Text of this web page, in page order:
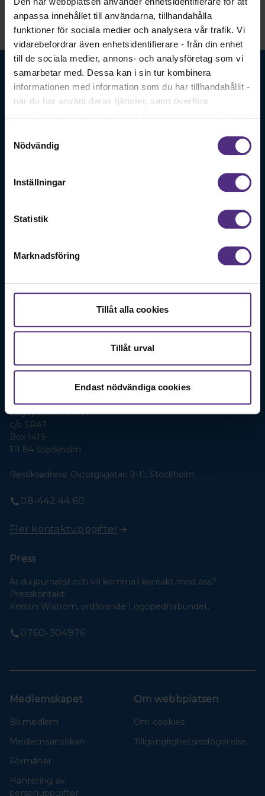
anpassa innehållet till användarna, tillhandahålla
funktioner för sociala medier och analysera vår trafik. Vi
vidarebefordrar även enhetsidentifierare - från din enhet
till de sociala medier, annons- och analysföretag som vi
samarbetar med. Dessa kan i sin tur kombinera
informationen med information som du har tillhandahållit -
när du har använt deras tjänster, samt överföra
Dock har vi lagt in anonymisering av IP-adress i
förhållande till Google Analytics. Du godkänner våra
cookies vid fortsatt användande av vår webbplats.
Nödvändig
Inställningar
Statistik
Marknadsföring
Tillåt alla cookies
Tillåt urval
Endast nödvändiga cookies
Logopedförbundet. En stark röst för logopeder!
Kontakt
Frågor om medlemskap och arbetsrätt: SRATs kansli tfn:
08-442 44 60
Förenings- och professionsrelaterade frågor:
Logopedförbundets styrelse.
Logopedförbundet
c/o SRAT
Box 1419
111 84 Stockholm
Besöksadress: Oxtorgsgatan 9-11, Stockholm
08-442 44 60
Fler kontaktuppgifter
Press
Är du journalist och vill komma i kontakt med oss?
Presskontakt:
Kerstin Wiström, ordförande Logopedförbundet.
0760-304976
Medlemskapet
Bli medlem
Medlemsansökan
Förmåner
Hantering av
personuppgifter
Om webbplatsen
Om cookies
Tillgänglighetsredogörelse